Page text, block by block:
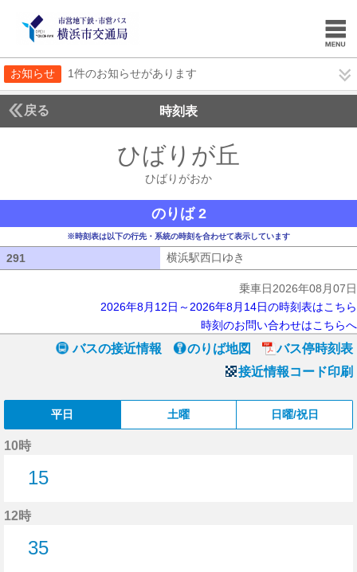
お知らせ 1件のお知らせがあります
戻る 時刻表
ひばりが丘
ひばりがおか
のりば 2
※時刻表は以下の行先・系統の時刻を合わせて表示しています
291 横浜駅西口ゆき
乗車日2026年08月07日
2026年8月12日～2026年8月14日の時刻表はこちら
時刻のお問い合わせはこちらへ
バスの接近情報 のりば地図
バス停時刻表
接近情報コード印刷
平日 土曜 日曜/祝日
10時
15
12時
35